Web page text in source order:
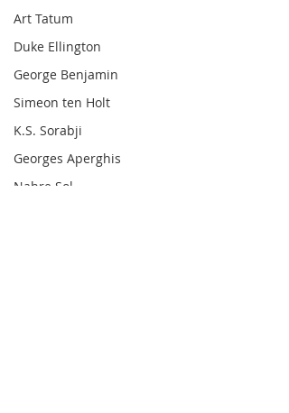
Art Tatum
Duke Ellington
George Benjamin
Simeon ten Holt
K.S. Sorabji
Georges Aperghis
Nahre Sol